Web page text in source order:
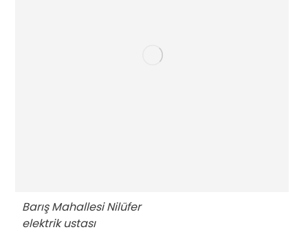
Barış Mahallesi Nilüfer
elektrik ustası